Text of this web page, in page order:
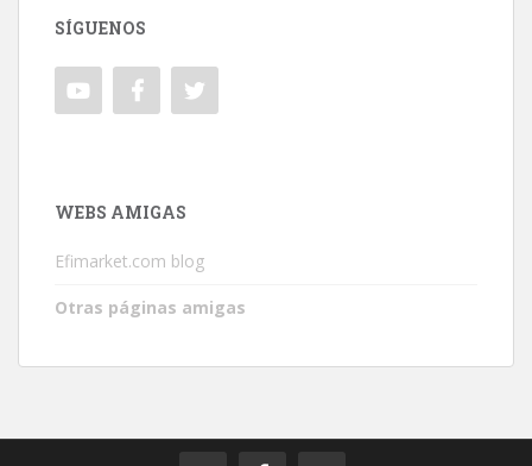
SÍGUENOS
WEBS AMIGAS
Efimarket.com blog
Otras páginas amigas